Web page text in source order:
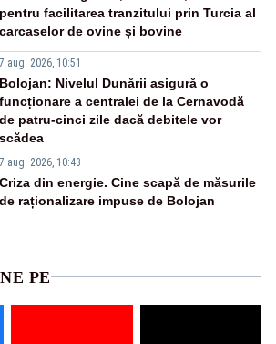
pentru facilitarea tranzitului prin Turcia al
carcaselor de ovine și bovine
7 aug. 2026, 10:51
Bolojan: Nivelul Dunării asigură o
funcționare a centralei de la Cernavodă
de patru-cinci zile dacă debitele vor
scădea
7 aug. 2026, 10:43
Criza din energie. Cine scapă de măsurile
de raționalizare impuse de Bolojan
PE